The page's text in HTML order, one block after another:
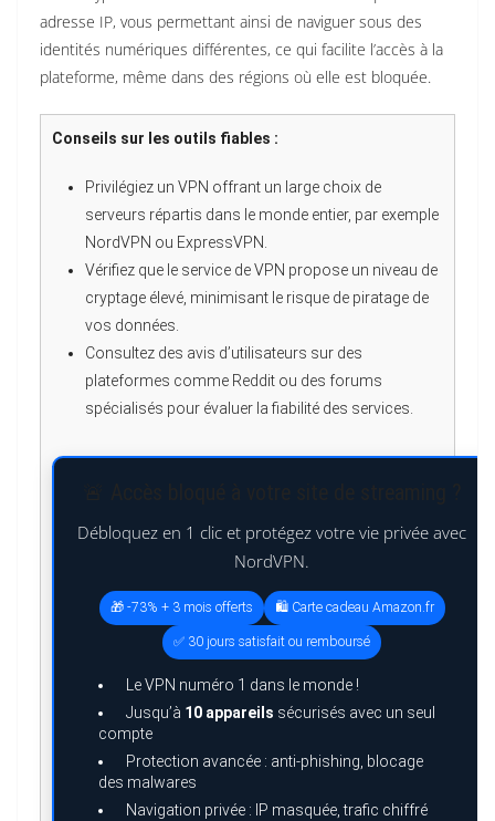
adresse IP, vous permettant ainsi de naviguer sous des
identités numériques différentes, ce qui facilite l’accès à la
plateforme, même dans des régions où elle est bloquée.
Conseils sur les outils fiables :
Privilégiez un VPN offrant un large choix de
serveurs répartis dans le monde entier, par exemple
NordVPN ou ExpressVPN.
Vérifiez que le service de VPN propose un niveau de
cryptage élevé, minimisant le risque de piratage de
vos données.
Consultez des avis d’utilisateurs sur des
plateformes comme Reddit ou des forums
spécialisés pour évaluer la fiabilité des services.
Débloquez en 1 clic et protégez votre vie privée avec
NordVPN.
🎁 -73% + 3 mois offerts 🛍️ Carte cadeau Amazon.fr
✅ 30 jours satisfait ou remboursé
Le VPN numéro 1 dans le monde !
Jusqu’à 10 appareils sécurisés avec un seul
compte
Protection avancée : anti-phishing, blocage
des malwares
Navigation privée : IP masquée, trafic chiffré